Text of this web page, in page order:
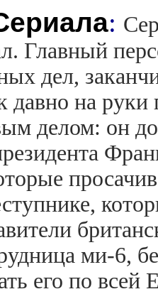
:
Главный
дел,
давно на
делом: он
ми-6,
его по всей